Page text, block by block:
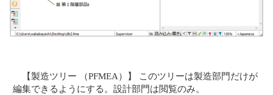
【製造ツリー （PFMEA）】 このツリーは製造部門だけが
編集できるようにする。設計部門は閲覧のみ。